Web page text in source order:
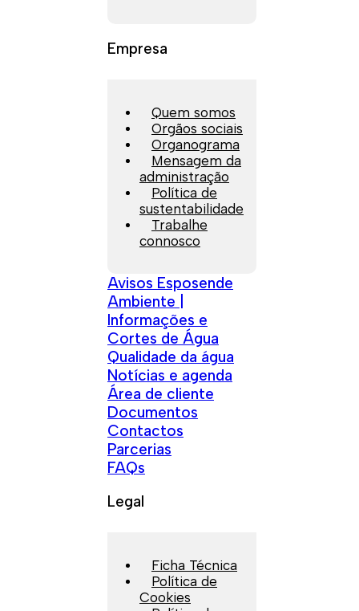
Empresa
Quem somos
Orgãos sociais
Organograma
Mensagem da
administração
Política de
sustentabilidade
Trabalhe
connosco
Avisos Esposende
Ambiente |
Informações e
Cortes de Água
Qualidade da água
Notícias e agenda
Área de cliente
Documentos
Contactos
Parcerias
FAQs
Legal
Ficha Técnica
Política de
Cookies